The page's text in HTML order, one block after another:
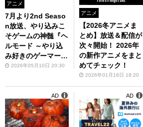
アニメ
7月より2nd Seaso
n放送、やり込みこ
そゲームの神髄『ヘ
ルモード ～やり込
み好きのゲーマーは
廃設定の異世界で無
2026年05月10日 20:30
アニメ
【2026冬アニメま
とめ】放送＆配信が
次々開始！ 2026年
の新作アニメをまと
めてチェック！
2026年01月16日 18:20
AD AD